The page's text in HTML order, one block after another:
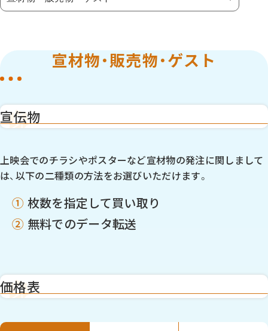
宣材物・販売物・ゲスト
宣伝物
上映会でのチラシやポスターなど宣材物の発注に関しまして
は、以下の二種類の方法をお選びいただけます。
① 枚数を指定して買い取り
② 無料でのデータ転送
価格表